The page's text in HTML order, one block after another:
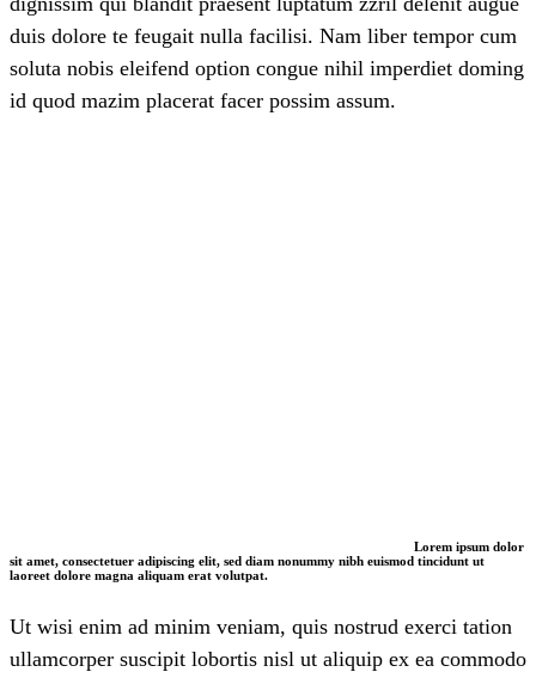
duis dolore te feugait nulla facilisi. Nam liber tempor cum
soluta nobis eleifend option congue nihil imperdiet doming
id quod mazim placerat facer possim assum.
Lorem ipsum dolor
sit amet, consectetuer adipiscing elit, sed diam nonummy nibh euismod tincidunt ut
laoreet dolore magna aliquam erat volutpat.
Ut wisi enim ad minim veniam, quis nostrud exerci tation
ullamcorper suscipit lobortis nisl ut aliquip ex ea commodo